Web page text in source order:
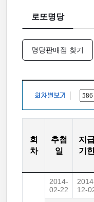
로또명당
명당판매점 찾기
회
차
추첨
일
지
기
2014-
02-22
12-